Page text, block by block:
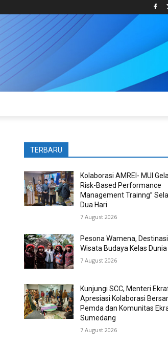
TERBARU
Kolaborasi AMREI- MUI
Risk-Based Performance
Management Trainng”
Dua Hari
7 August 2026
Pesona Wamena, Destinasi
Wisata Budaya Kelas Dunia
7 August 2026
Kunjungi SCC, Menteri
Apresiasi Kolaborasi
Pemda dan Komunitas
Sumedang
7 August 2026